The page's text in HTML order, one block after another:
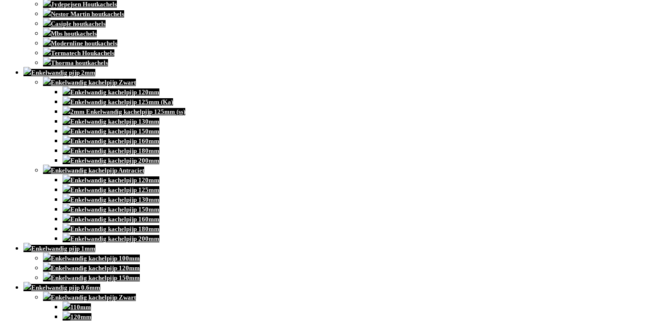
Jydepejsen Houtkachels
Nestor Martin houtkachels
Casiple houtkachels
Mbs houtkachels
Modernline houtkachels
Termatech Houkachels
Thorma houtkachels
Enkelwandig pijp 2mm
Enkelwandig kachelpijp Zwart
Enkelwandig kachelpijp 120mm
Enkelwandig kachelpijp 125mm (Ka)
2mm Enkelwandig kachelpijp 125mm (ss)
Enkelwandig kachelpijp 130mm
Enkelwandig kachelpijp 150mm
Enkelwandig kachelpijp 160mm
Enkelwandig kachelpijp 180mm
Enkelwandig kachelpijp 200mm
Enkelwandig kachelpijp Antraciet
Enkelwandig kachelpijp 120mm
Enkelwandig kachelpijp 125mm
Enkelwandig kachelpijp 130mm
Enkelwandig kachelpijp 150mm
Enkelwandig kachelpijp 160mm
Enkelwandig kachelpijp 180mm
Enkelwandig kachelpijp 200mm
Enkelwandig pijp 1mm
Enkelwandig kachelpijp 100mm
Enkelwandig kachelpijp 120mm
Enkelwandig kachelpijp 150mm
Enkelwandig pijp 0.6mm
Enkelwandig kachelpijp Zwart
110mm
120mm